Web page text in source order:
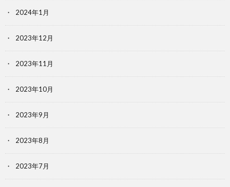
2024年1月
2023年12月
2023年11月
2023年10月
2023年9月
2023年8月
2023年7月